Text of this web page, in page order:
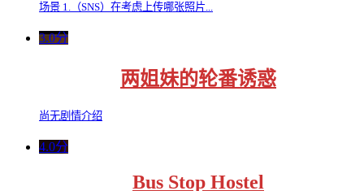
场景 1.（SNS）在考虑上传哪张照片...
3.0分
两姐妹的轮番诱惑
尚无剧情介绍
4.0分
Bus Stop Hostel